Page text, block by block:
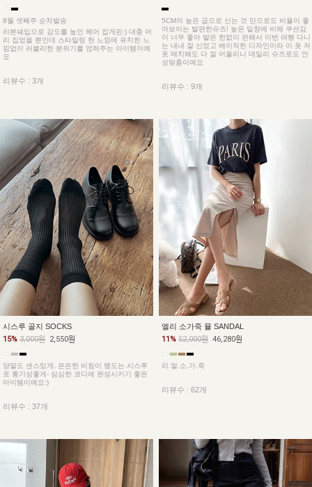
8월 셋째주 순차발송
리본쉐입으로 감도를 높인 헤어 집게핀:) 대충 머
리 집었을 뿐인데 스타일링 한 느낌에 유치한 느
낌없이 러블리한 분위기를 얹혀주는 아이템이예
요
리뷰수 : 3개
5CM의 높은 굽으로 신는 것 만으로도 비율이 좋
아보이는 발편한슈즈! 높은 밑창에 비해 쿠션감
이 너무 좋아 발은 한없이 편해서 이번 여행 다니
는 내내 잘 신었고 베이직한 디자인이라 이 옷 저
옷 매치해도 다 잘 어울리니 데일리 슈즈로도 안
성맞춤이예요
리뷰수 : 9개
시스루 골지 SOCKS
15% 3,000원 2,550원
양말도 센스있게, 은은한 비침이 맴도는 시스루
로 통기성좋게- 심심한 코디에 완성시키기 좋은
아이템이예요:)
리뷰수 : 37개
엘리 소가죽 뮬 SANDAL
11% 52,000원 46,280원
리.얼.소.가.죽
리뷰수 : 62개